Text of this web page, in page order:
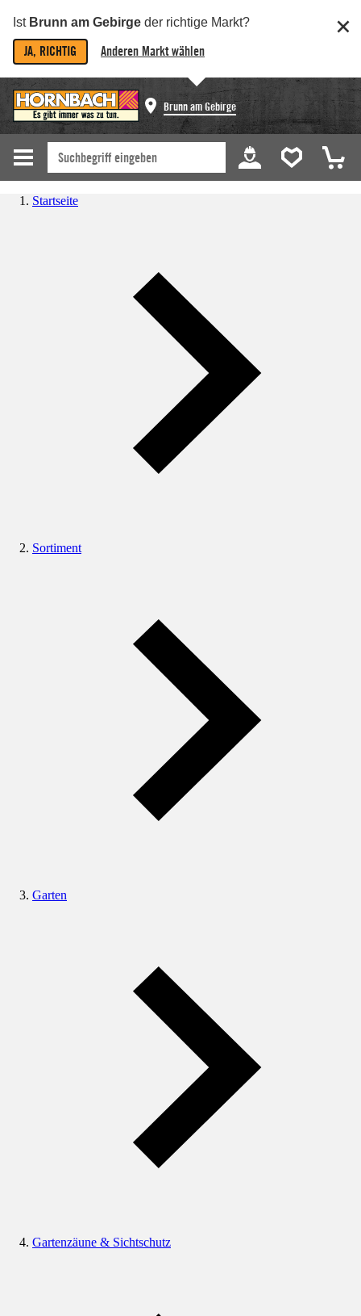
Ist Brunn am Gebirge der richtige Markt?
JA, RICHTIG Anderen Markt wählen
Brunn am Gebirge
Startseite
Sortiment
Garten
Gartenzäune & Sichtschutz